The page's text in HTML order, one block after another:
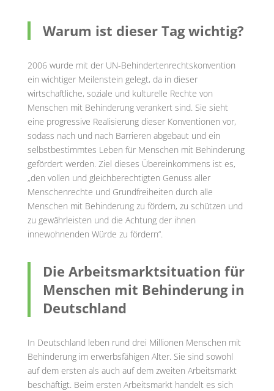
Warum ist dieser Tag wichtig?
2006 wurde mit der UN-Behindertenrechtskonvention
ein wichtiger Meilenstein gelegt, da in dieser
wirtschaftliche, soziale und kulturelle Rechte von
Menschen mit Behinderung verankert sind. Sie sieht
eine progressive Realisierung dieser Konventionen vor,
sodass nach und nach Barrieren abgebaut und ein
selbstbestimmtes Leben für Menschen mit Behinderung
gefördert werden. Ziel dieses Übereinkommens ist es,
„den vollen und gleichberechtigten Genuss aller
Menschenrechte und Grundfreiheiten durch alle
Menschen mit Behinderung zu fördern, zu schützen und
zu gewährleisten und die Achtung der ihnen
innewohnenden Würde zu fördern“.
Die Arbeitsmarktsituation für
Menschen mit Behinderung in
Deutschland
In Deutschland leben rund drei Millionen Menschen mit
Behinderung im erwerbsfähigen Alter. Sie sind sowohl
auf dem ersten als auch auf dem zweiten Arbeitsmarkt
beschäftigt. Beim ersten Arbeitsmarkt handelt es sich